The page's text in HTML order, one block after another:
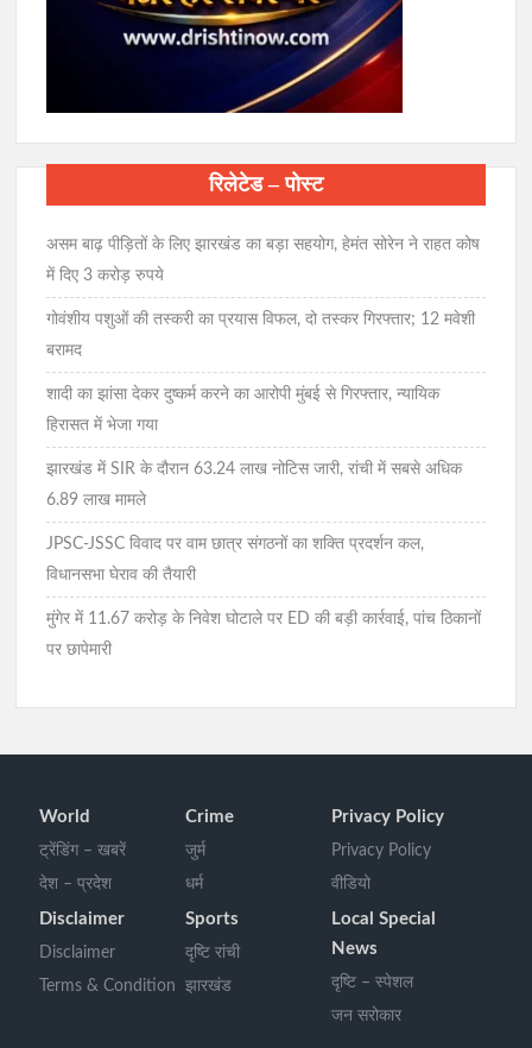
रिलेटेड – पोस्ट
असम बाढ़ पीड़ितों के लिए झारखंड का बड़ा सहयोग, हेमंत सोरेन ने राहत कोष
में दिए 3 करोड़ रुपये
गोवंशीय पशुओं की तस्करी का प्रयास विफल, दो तस्कर गिरफ्तार; 12 मवेशी
बरामद
शादी का झांसा देकर दुष्कर्म करने का आरोपी मुंबई से गिरफ्तार, न्यायिक
हिरासत में भेजा गया
झारखंड में SIR के दौरान 63.24 लाख नोटिस जारी, रांची में सबसे अधिक
6.89 लाख मामले
JPSC-JSSC विवाद पर वाम छात्र संगठनों का शक्ति प्रदर्शन कल,
विधानसभा घेराव की तैयारी
मुंगेर में 11.67 करोड़ के निवेश घोटाले पर ED की बड़ी कार्रवाई, पांच ठिकानों
पर छापेमारी
World
ट्रेंडिंग – खबरें
देश – प्रदेश
Crime
जुर्म
धर्म
Privacy Policy
Privacy Policy
वीडियो
Disclaimer
Disclaimer
Terms & Condition
Sports
दृष्टि रांची
झारखंड
Local Special
News
दृष्टि – स्पेशल
जन सरोकार